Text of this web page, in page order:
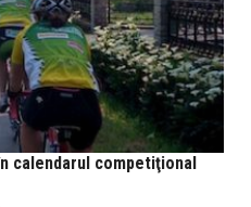
calendarul competiţional